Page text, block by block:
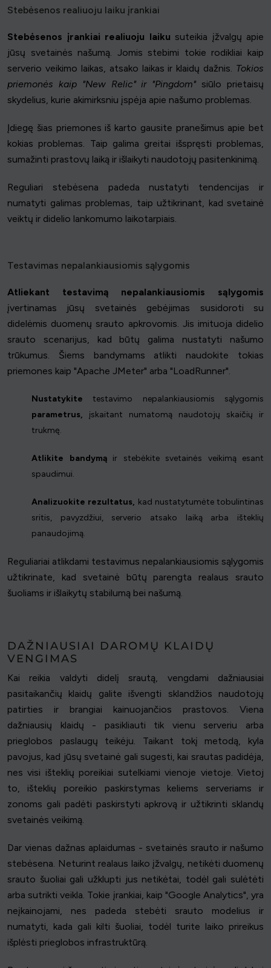
Stebėsenos realiuoju laiku įrankiai
Stebėsenos įrankiai realiuoju laiku suteikia įžvalgų apie
jūsų svetainės našumą. Jomis stebimi tokie rodikliai kaip
serverio veikimo laikas, atsako laikas ir klaidų dažnis. Tokios
priemonės kaip "New Relic" ir "Pingdom"siūlo prietaisų
skydelius, kurie akimirksniu įspėja apie našumo problemas.
Įdiegę šias priemones iš karto gausite pranešimus apie bet
kokias problemas. Taip galima greitai išspręsti problemas,
sumažinti prastovų laiką ir išlaikyti naudotojų pasitenkinimą.
Reguliari stebėsena padeda nustatyti tendencijas ir
numatyti galimas problemas, taip užtikrinant, kad svetainė
veiktų ir didelio lankomumo laikotarpiais.
Testavimas nepalankiausiomis sąlygomis
Atliekant testavimą nepalankiausiomis sąlygomis
įvertinamas jūsų svetainės gebėjimas susidoroti su
didelėmis duomenų srauto apkrovomis. Jis imituoja didelio
srauto scenarijus, kad būtų galima nustatyti našumo
trūkumus. Šiems bandymams atlikti naudokite tokias
priemones kaip "Apache JMeter" arba "LoadRunner".
Nustatykite testavimo nepalankiausiomis sąlygomis
parametrus, įskaitant numatomą naudotojų skaičių ir
trukmę.
Atlikite bandymąir stebėkite svetainės veikimą esant
spaudimui.
Analizuokite rezultatus, kad nustatytumėte tobulintinas
sritis, pavyzdžiui, serverio atsako laiką arba išteklių
panaudojimą.
Reguliariai atlikdami testavimus nepalankiausiomis sąlygomis
užtikrinate, kad svetainė būtų parengta realaus srauto
šuoliams ir išlaikytų stabilumą bei našumą.
DAŽNIAUSIAI DAROMŲ KLAIDŲ
VENGIMAS
Kai reikia valdyti didelį srautą, vengdami dažniausiai
pasitaikančių klaidų galite išvengti sklandžios naudotojų
patirties ir brangiai kainuojančios prastovos. Viena
dažniausių klaidų - pasikliauti tik vienu serveriu arba
prieglobos paslaugų teikėju. Taikant tokį metodą, kyla
pavojus, kad jūsų svetainė gali sugesti, kai srautas padidėja,
nes visi išteklių poreikiai sutelkiami vienoje vietoje. Vietoj
to, išteklių poreikio paskirstymas keliems serveriams ir
zonoms gali padėti paskirstyti apkrovą ir užtikrinti sklandų
svetainės veikimą.
Dar vienas dažnas aplaidumas - svetainės srauto ir našumo
stebėsena. Neturint realaus laiko įžvalgų, netikėti duomenų
srauto šuoliai gali užklupti jus netikėtai, todėl gali sulėtėti
arba sutrikti veikla. Tokie įrankiai, kaip "Google Analytics", yra
neįkainojami, nes padeda stebėti srauto modelius ir
numatyti, kada gali kilti šuoliai, todėl turite laiko prireikus
išplėsti prieglobos infrastruktūrą.